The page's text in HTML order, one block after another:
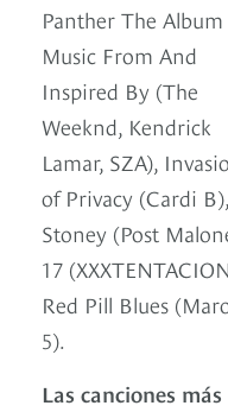
Panther The Album
Music From And
Inspired By (The
Weeknd, Kendrick
Lamar, SZA),
of Privacy (Cardi B),
Stoney (Post
17
Red Pill Blues
5).
Las canciones más